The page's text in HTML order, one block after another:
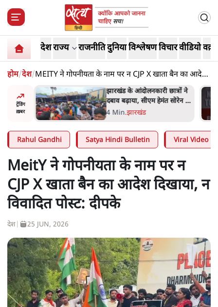
देशराज्य राजनीतिदुनियाविश्लेषणविचारवीडियो
होम/देश/MEITY ने गोपनीयता के नाम पर न CJP X खाता बैन का आदेश
दिखाया, न विवादित पोस्ट: दीपके
ट्रेंडिंग
ख़बर
अल
से हमला
झारखंड के आंदोलनकारी छात्रों ने
दबाव बढ़ाया, सीएम हेमंत सोरेन का
इस्तीफा मांगा, 10 को घेरेंगे
विधानसभा
4 Min.झारखंड
Rahul Gandhi Satya Hindi Bulletin Viral Video
MeitY ने गोपनीयता के नाम पर न
CJP X खाता बैन का आदेश दिखाया, न
विवादित पोस्ट: दीपके
देश 25 JUN, 2026